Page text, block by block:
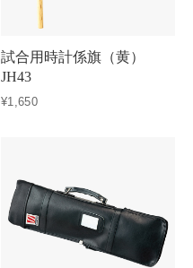
試合用時計係旗（黄）
JH43
¥1,650